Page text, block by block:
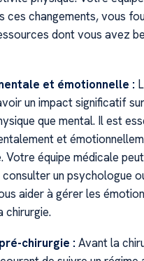
ces changements, vous
dont vous avez
et émotionnelle :
un impact significatif
que mental. Il est
et
Votre équipe médicale
un psychologue
aider à gérer les
chirurgie.
chirurgie : Avant la